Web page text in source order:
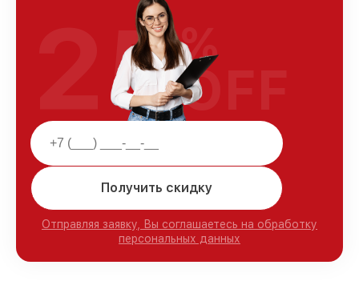
Получить скидку
Отправляя заявку, Вы соглашаетесь на обработку
персональных данных
25%
OFF